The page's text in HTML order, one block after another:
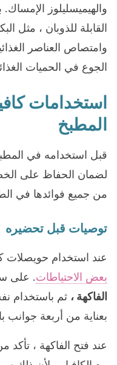
والهيميسليلوز
القابلة للذوبان ، مثل
وامتصاص العناصر
الجوع في الحميات
استخدامات
المطبخ
قبل استخدامه في
لضمان الحفاظ على
من جميع فوائدها في
توصيات قبل تحضيره
عند استخدام حويصلات
بعض الاحتياطات. على
الفاكهة ، ثم باستخدام
بعناية من أربعة جوانب
عند فتح الفاكهة ،